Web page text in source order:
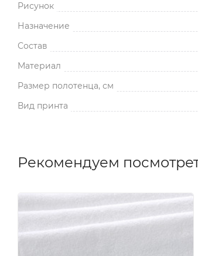
Рисунок
Назначение
Состав
Материал
Размер полотенца, см
Вид принта
Рекомендуем